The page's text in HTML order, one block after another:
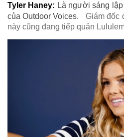
Tyler Haney: Là người sáng
của Outdoor Voices.
Giám đốc
này cũng đang tiếp quản